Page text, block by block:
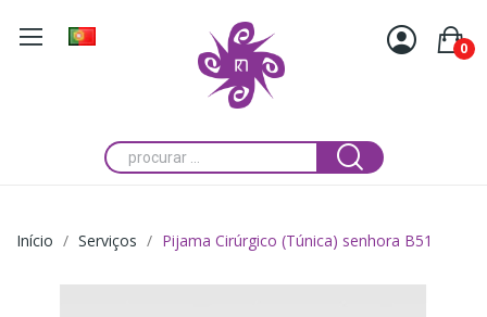
0
Início Serviços Pijama Cirúrgico (Túnica) senhora B51